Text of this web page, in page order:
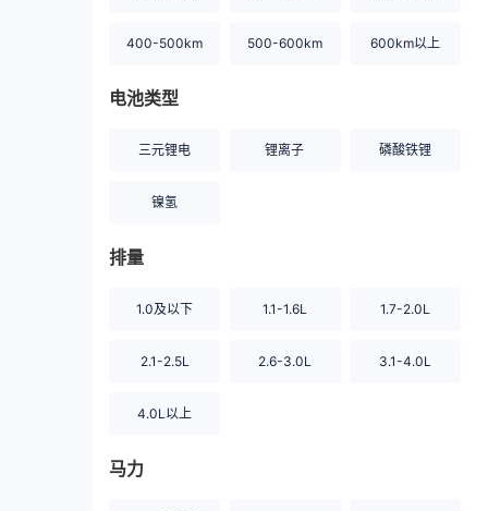
400-500km 500-600km 600km以上
电池类型
三元锂电 锂离子 磷酸铁锂
镍氢
排量
1.0及以下 1.1-1.6L 1.7-2.0L
2.1-2.5L 2.6-3.0L 3.1-4.0L
4.0L以上
马力